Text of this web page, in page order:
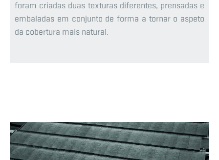
foram criadas duas texturas diferentes, prensadas e
embaladas em conjunto de forma a tornar o aspeto
da cobertura mais natural.